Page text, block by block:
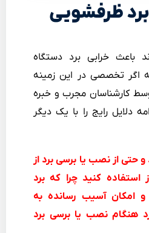
ظرفشویی
باعث خرابی برد دستگاه
اگر تخصصی در این زمینه
کارشناسان مجرب و خبره
دلایل رایج را با یک دیگر
حتی از نصب یا برسی برد از
استفاده کنید چرا که برد
آسیب رسانده به
هنگام نصب یا برسی برد